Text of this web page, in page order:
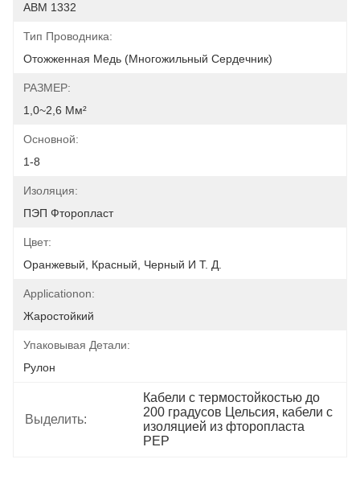
АВМ 1332
Тип Проводника:
Отожженная Медь (многожильный Сердечник)
РАЗМЕР:
1,0~2,6 Мм²
Основной:
1-8
Изоляция:
ПЭП Фторопласт
Цвет:
Оранжевый, Красный, Черный И Т. Д.
Applicationon:
Жаростойкий
Упаковывая Детали:
Рулон
Выделить:
Кабели с термостойкостью до
200 градусов Цельсия, кабели с
изоляцией из фторопласта
PEP